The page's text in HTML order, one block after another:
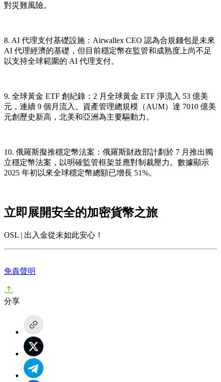
對災難風險。
8. AI 代理支付基礎設施 ：Airwallex CEO 認為合規錢包是未來
AI 代理經濟的基礎，但目前穩定幣在監管和成熟度上尚不足
以支持全球範圍的 AI 代理支付。
9. 全球黃金 ETF 創紀錄 ：2 月全球黃金 ETF 淨流入 53 億美
元，連續 9 個月流入。資產管理總規模（AUM）達 7010 億美
元創歷史新高，北美和亞洲為主要驅動力。
10. 俄羅斯擬推穩定幣法案 ：俄羅斯財政部計劃於 7 月推出獨
立穩定幣法案，以明確監管框架並應對制裁壓力。數據顯示
2025 年初以來全球穩定幣總額已增長 51%。
立即展開安全的加密貨幣之旅
OSL | 出入金從未如此安心！
免責聲明
分享